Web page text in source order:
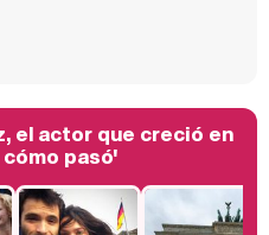
Belén Esteban: "Estoy emocionada, muy contenta y muy feliz por llegar a RTVE"
el actor que creció en
pasó'